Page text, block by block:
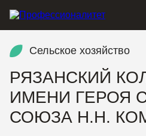
Сельское хозяйство
РЯЗАНСКИЙ
ИМЕНИ ГЕРОЯ
СОЮЗА Н.Н.